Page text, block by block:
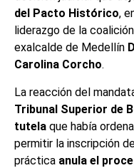
del Pacto Histórico,
liderazgo de la
exalcalde de Medellín
Carolina Corcho.
La reacción del
Tribunal Superior de
tutela que había
permitir la inscripción
práctica anula el